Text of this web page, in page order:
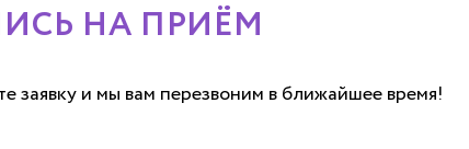
НА ПРИЁМ
заявку и мы вам перезвоним в ближайшее время!